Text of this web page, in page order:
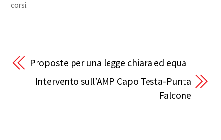
corsi.
Proposte per una legge chiara ed equa
Intervento sull’AMP Capo Testa-Punta
Falcone